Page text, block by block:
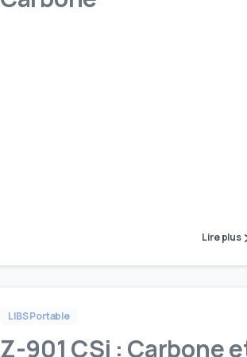
Lire plus
LIBS Portable
Z-901 CSi : Carbone